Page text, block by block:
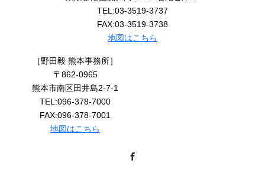
TEL:03-3519-3737
FAX:03-3519-3738
地図はこちら
［野田毅 熊本事務所］
〒862-0965
熊本市南区田井島2-7-1
TEL:096-378-7000
FAX:096-378-7001
地図はこちら